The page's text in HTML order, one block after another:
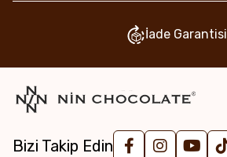
İade Garantisi
Bizi Takip Edin